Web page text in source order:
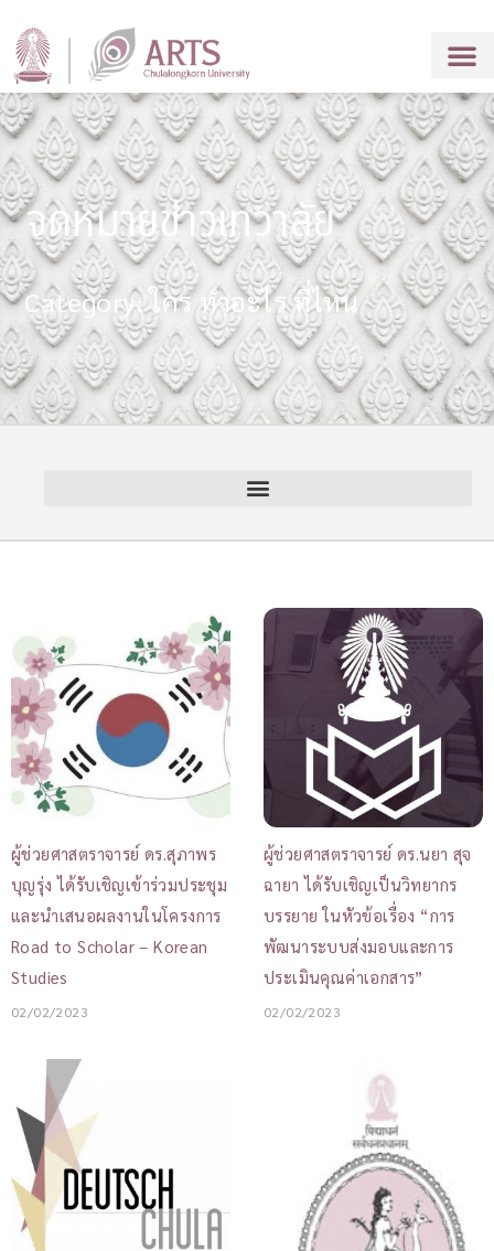
จดหมายข่าวเทวาลัย
Category: ใคร ทำอะไร ที่ไหน
ผู้ช่วยศาสตราจารย์ ดร.สุภาพร
บุญรุ่ง ได้รับเชิญเข้าร่วมประชุม
และนำเสนอผลงานในโครงการ
Road to Scholar – Korean
Studies
02/02/2023
ผู้ช่วยศาสตราจารย์ ดร.นยา สุจ
ฉายา ได้รับเชิญเป็นวิทยากร
บรรยาย ในหัวข้อเรื่อง “การ
พัฒนาระบบส่งมอบและการ
ประเมินคุณค่าเอกสาร”
02/02/2023